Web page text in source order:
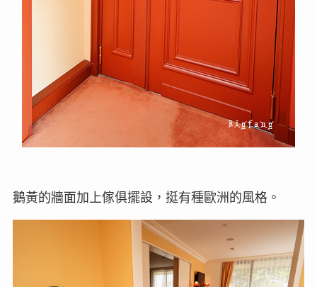
鵝黃的牆面加上傢俱擺設，挺有種歐洲的風格。